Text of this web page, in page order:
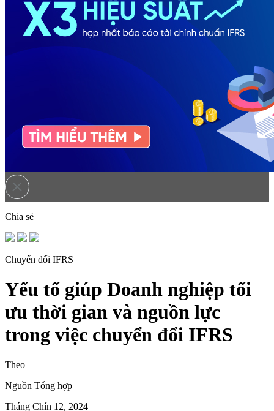
Chia sẻ
Chuyển đổi IFRS
Yếu tố giúp Doanh nghiệp tối
ưu thời gian và nguồn lực
trong việc chuyển đổi IFRS
Theo
Nguồn Tổng hợp
Tháng Chín 12, 2024